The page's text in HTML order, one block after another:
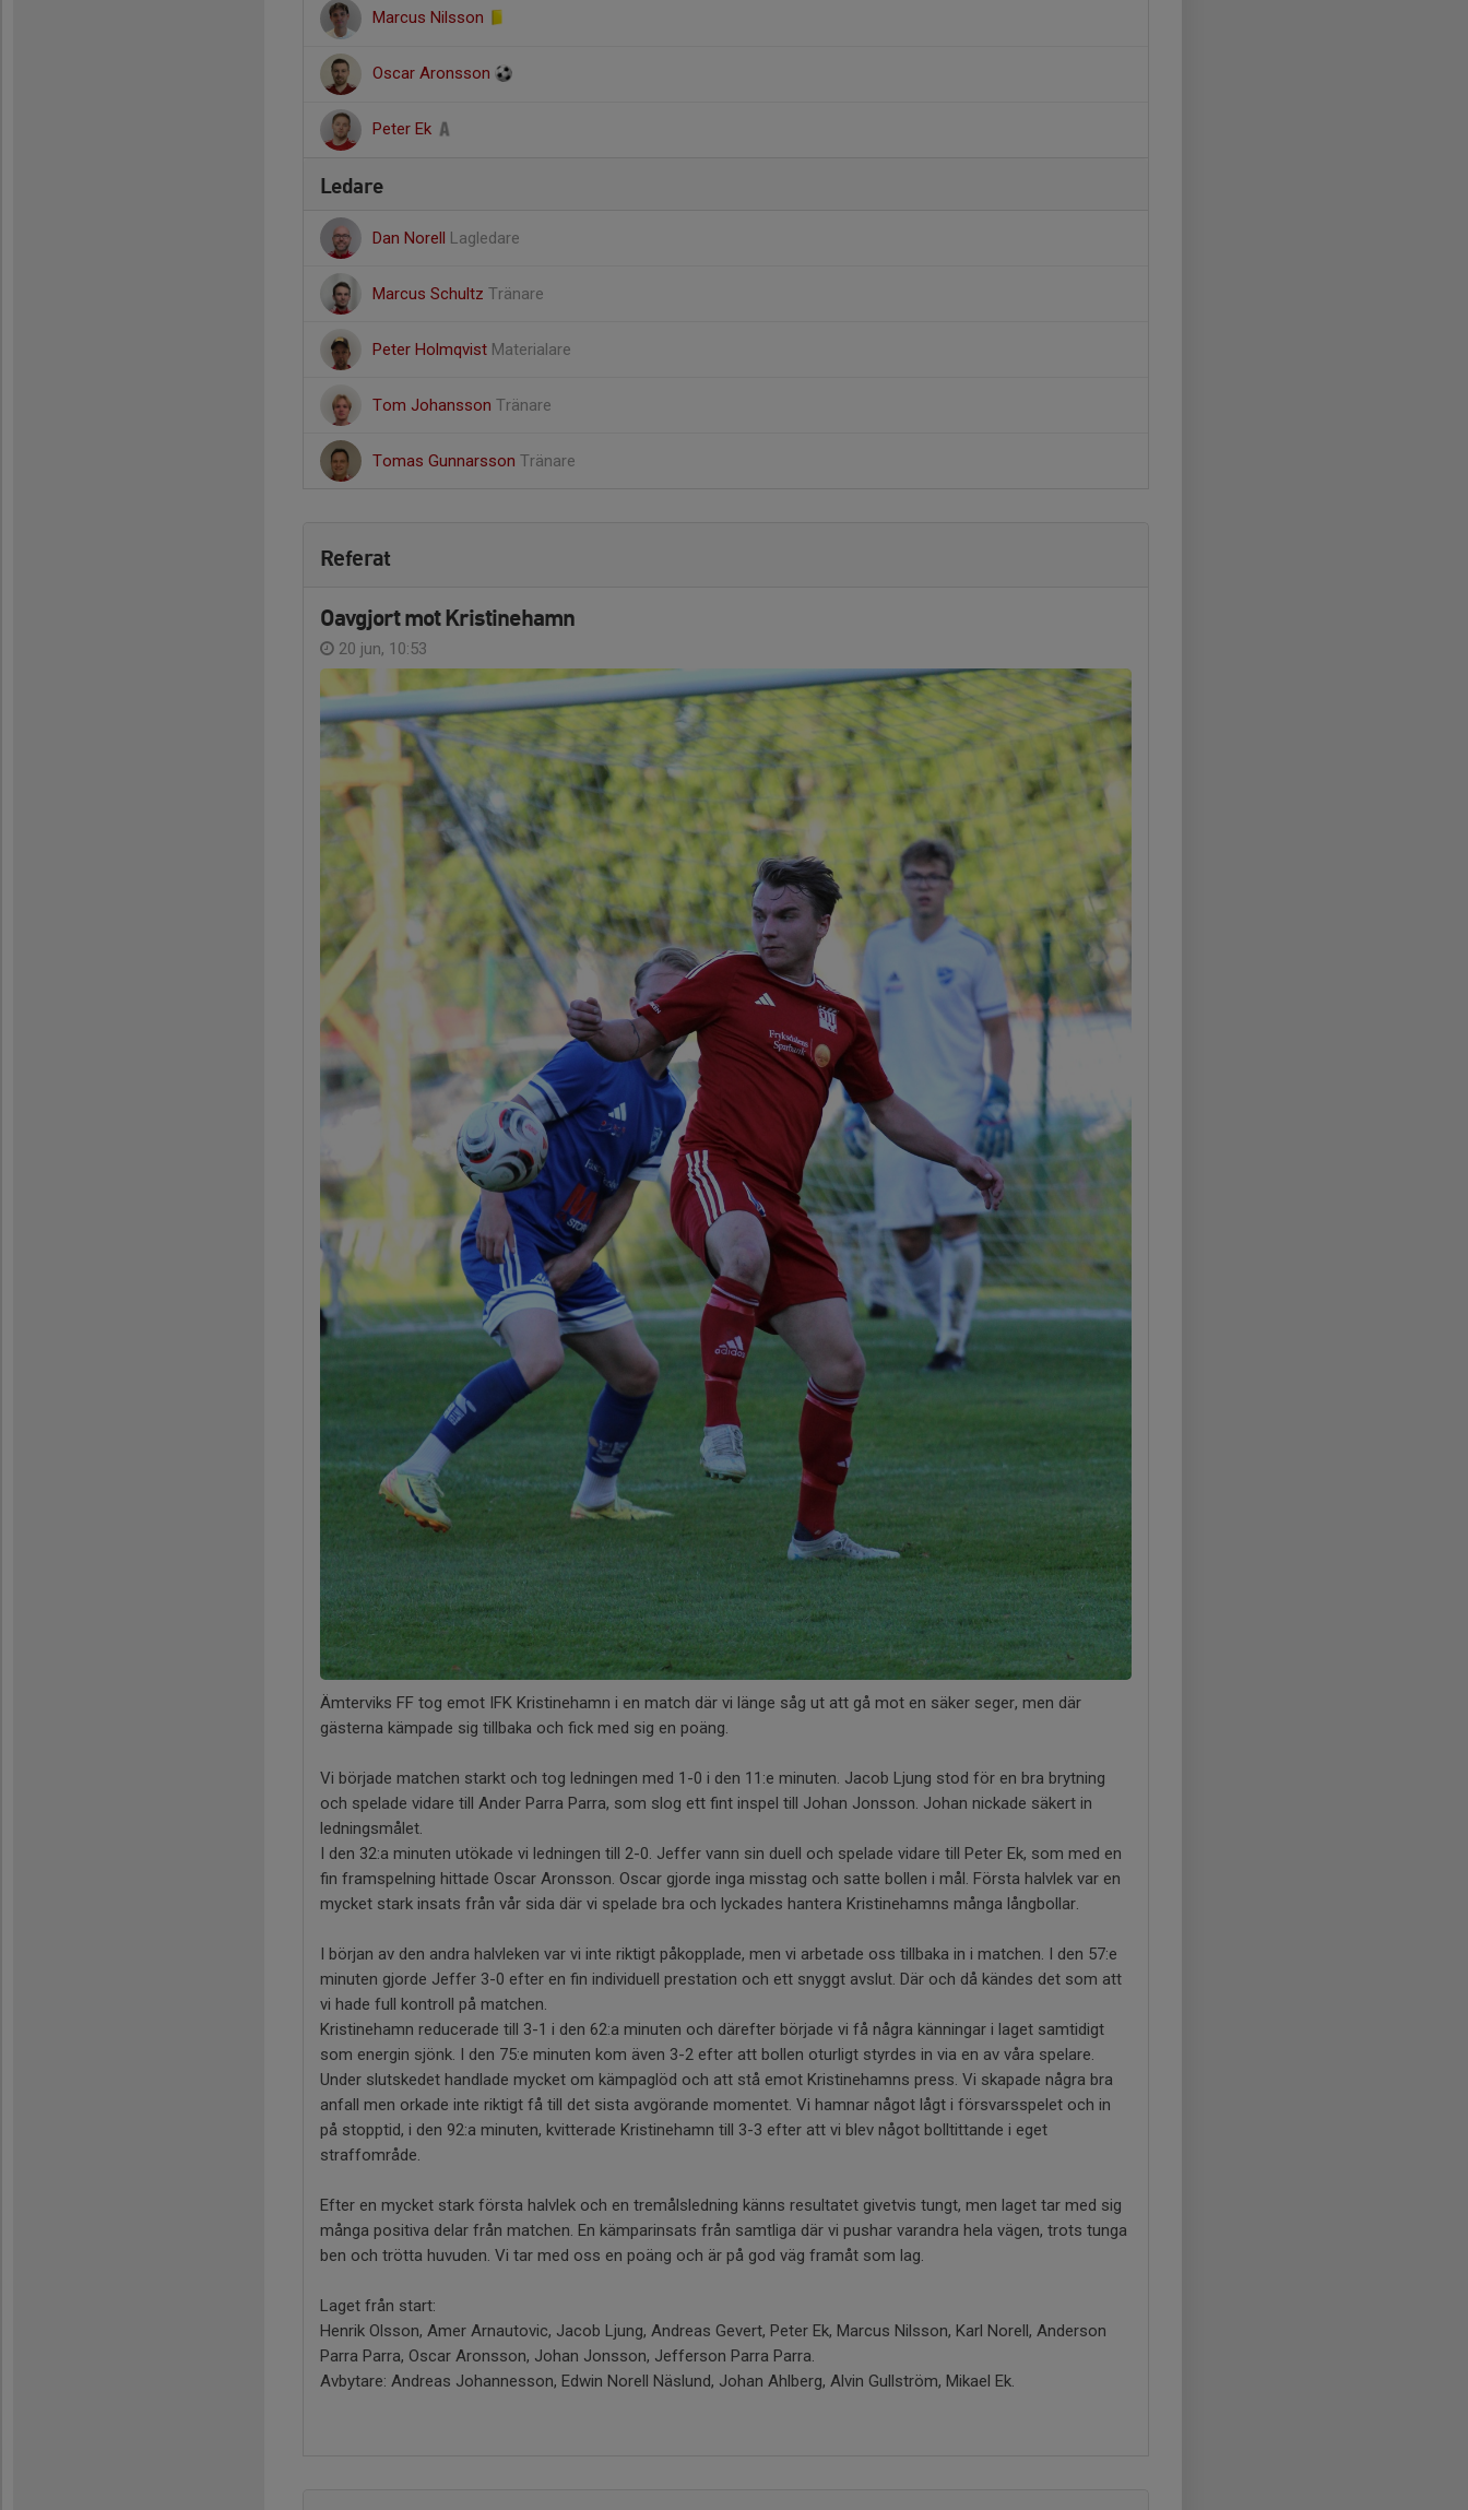
Marcus Nilsson
Oscar Aronsson
Peter Ek
Ledare
Dan Norell Lagledare
Marcus Schultz Tränare
Peter Holmqvist Materialare
Tom Johansson Tränare
Tomas Gunnarsson Tränare
Referat
Oavgjort mot Kristinehamn
20 jun, 10:53
Ämterviks FF tog emot IFK Kristinehamn i en match där vi länge såg ut att gå mot en säker seger, men där
gästerna kämpade sig tillbaka och fick med sig en poäng.
Vi började matchen starkt och tog ledningen med 1-0 i den 11:e minuten. Jacob Ljung stod för en bra brytning
och spelade vidare till Ander Parra Parra, som slog ett fint inspel till Johan Jonsson. Johan nickade säkert in
ledningsmålet.
I den 32:a minuten utökade vi ledningen till 2-0. Jeffer vann sin duell och spelade vidare till Peter Ek, som med en
fin framspelning hittade Oscar Aronsson. Oscar gjorde inga misstag och satte bollen i mål. Första halvlek var en
mycket stark insats från vår sida där vi spelade bra och lyckades hantera Kristinehamns många långbollar.
I början av den andra halvleken var vi inte riktigt påkopplade, men vi arbetade oss tillbaka in i matchen. I den 57:e
minuten gjorde Jeffer 3-0 efter en fin individuell prestation och ett snyggt avslut. Där och då kändes det som att
vi hade full kontroll på matchen.
Kristinehamn reducerade till 3-1 i den 62:a minuten och därefter började vi få några känningar i laget samtidigt
som energin sjönk. I den 75:e minuten kom även 3-2 efter att bollen oturligt styrdes in via en av våra spelare.
Under slutskedet handlade mycket om kämpaglöd och att stå emot Kristinehamns press. Vi skapade några bra
anfall men orkade inte riktigt få till det sista avgörande momentet. Vi hamnar något lågt i försvarsspelet och in
på stopptid, i den 92:a minuten, kvitterade Kristinehamn till 3-3 efter att vi blev något bolltittande i eget
straffområde.
Efter en mycket stark första halvlek och en tremålsledning känns resultatet givetvis tungt, men laget tar med sig
många positiva delar från matchen. En kämparinsats från samtliga där vi pushar varandra hela vägen, trots tunga
ben och trötta huvuden. Vi tar med oss en poäng och är på god väg framåt som lag.
Laget från start:
Henrik Olsson, Amer Arnautovic, Jacob Ljung, Andreas Gevert, Peter Ek, Marcus Nilsson, Karl Norell, Anderson
Parra Parra, Oscar Aronsson, Johan Jonsson, Jefferson Parra Parra.
Avbytare: Andreas Johannesson, Edwin Norell Näslund, Johan Ahlberg, Alvin Gullström, Mikael Ek.